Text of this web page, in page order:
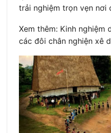
trải nghiệm trọn vẹn nơi
Xem thêm: Kinh nghiệm
các đôi chân nghiện xê